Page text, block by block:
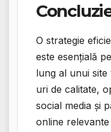
O strategie
este esențială
lung al unui
uri de calitate,
social media și
online